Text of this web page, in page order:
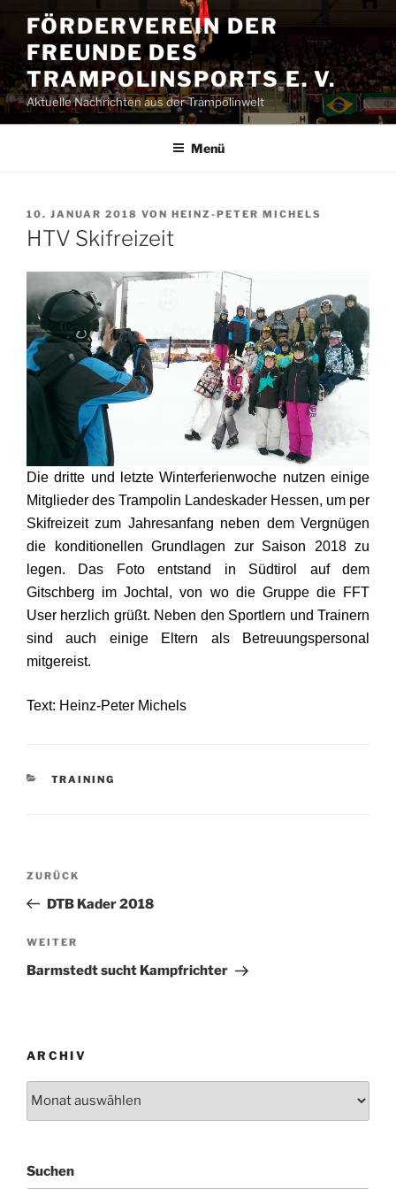
Inhalt
springen
FÖRDERVEREIN DER
FREUNDE DES
TRAMPOLINSPORTS E. V.
Aktuelle Nachrichten aus der Trampolinwelt
Menü
VERÖFFENTLICHT
AM
10. JANUAR 2018 VON HEINZ-PETER MICHELS
HTV Skifreizeit
Die dritte und letzte Winterferienwoche nutzen einige
Mitglieder des Trampolin Landeskader Hessen, um per
Skifreizeit zum Jahresanfang neben dem Vergnügen
die konditionellen Grundlagen zur Saison 2018 zu
legen. Das Foto entstand in Südtirol auf dem
Gitschberg im Jochtal, von wo die Gruppe die FFT
User herzlich grüßt. Neben den Sportlern und Trainern
sind auch einige Eltern als Betreuungspersonal
mitgereist.
Text: Heinz-Peter Michels
KATEGORIEN
TRAINING
Beitragsnavigation
Vorheriger
Beitrag
ZURÜCK
DTB Kader 2018
Nächster
Beitrag
WEITER
Barmstedt sucht Kampfrichter
ARCHIV
Suchen